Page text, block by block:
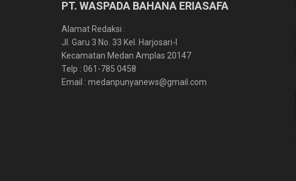
PT. WASPADA BAHANA ERIASAFA
Alamat Redaksi :
Jl. Garu 3 No. 33 Kel. Harjosari-I
Kecamatan Medan Amplas 20147
Telp : 061-785 0458
Email : medanpunyanews@gmail.com